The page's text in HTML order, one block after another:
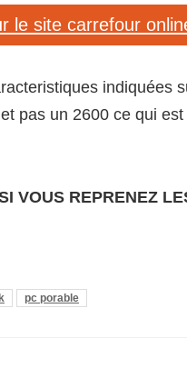
le site carrefour
indiquées
pas un 2600 ce qui
VOUS REPRENEZ
pc porable